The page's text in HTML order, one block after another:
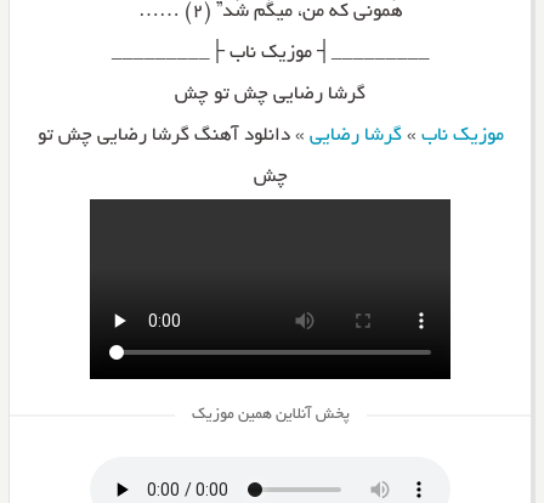
هَمونی که من، میگَم شُد” (۲) ……
_________┤ موزیک ناب ├_________
گرشا رضایی چش تو چش
موزیک ناب »گرشا رضایی »دانلود آهنگ گرشا رضایی چش تو
چش
پخش آنلاین همین موزیک